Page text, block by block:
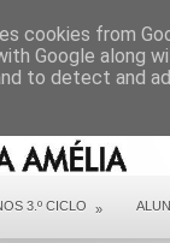
3.º CICLO »
cookies from
Google along
to detect and